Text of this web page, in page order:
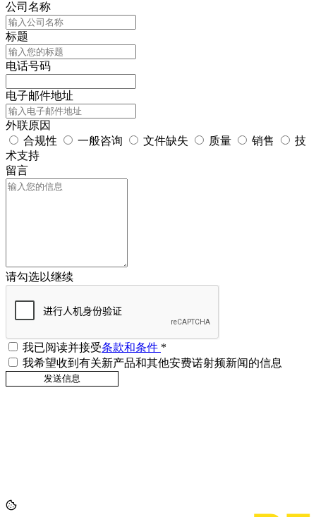
公司名称
标题
电话号码
电子邮件地址
外联原因
合规性
一般咨询 文件缺失 质量 销售
技
术支持
留言
请勾选以继续
我已阅读并接受条款和条件 *
我希望收到有关新产品和其他安费诺射频新闻的信息